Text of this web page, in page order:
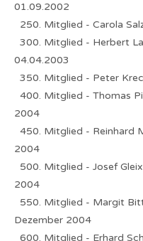
01.09.2002
250. Mitglied - Carola
300. Mitglied - Herbert
04.04.2003
350. Mitglied - Peter
400. Mitglied - Thomas
2004
450. Mitglied - Reinhard
2004
500. Mitglied - Josef
2004
550. Mitglied - Margit
Dezember 2004
600. Mitglied - Erhard